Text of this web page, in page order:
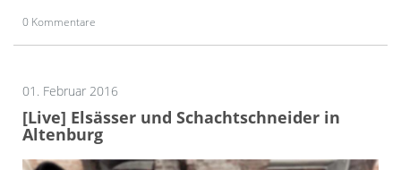
0 Kommentare
01. Februar 2016
[Live] Elsässer und Schachtschneider in
Altenburg